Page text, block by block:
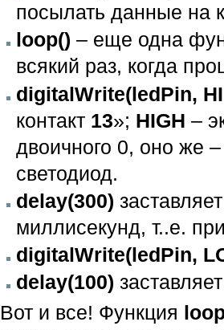
посылать данные на
loop() – еще одна
всякий раз, когда
digitalWrite(ledPin,
контакт 13»; HIGH –
двоичного 0, оно же
светодиод.
delay(300)
миллисекунд, т..е.
digitalWrite(ledPin,
delay(100)
Вот и все! Функция